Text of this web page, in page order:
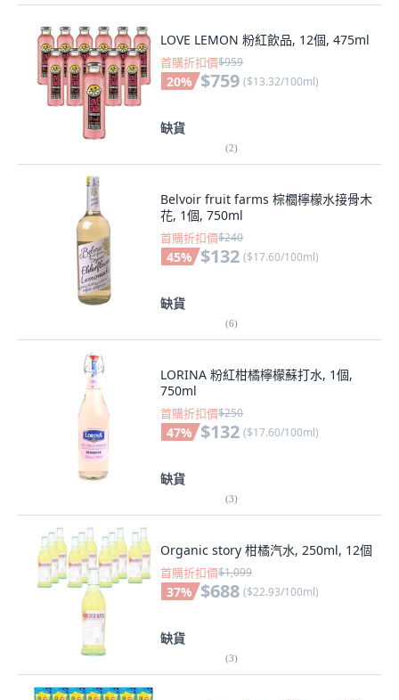
LOVE LEMON 粉紅飲品, 12個, 475ml
首購折扣價$959
20% $759 ($13.32/100ml)
缺貨
(2)
Belvoir fruit farms 棕櫚檸檬水接骨木
花, 1個, 750ml
首購折扣價$240
45% $132 ($17.60/100ml)
缺貨
(6)
LORINA 粉紅柑橘檸檬蘇打水, 1個,
750ml
首購折扣價$250
47% $132 ($17.60/100ml)
缺貨
(3)
Organic story 柑橘汽水, 250ml, 12個
首購折扣價$1,099
37% $688 ($22.93/100ml)
缺貨
(3)